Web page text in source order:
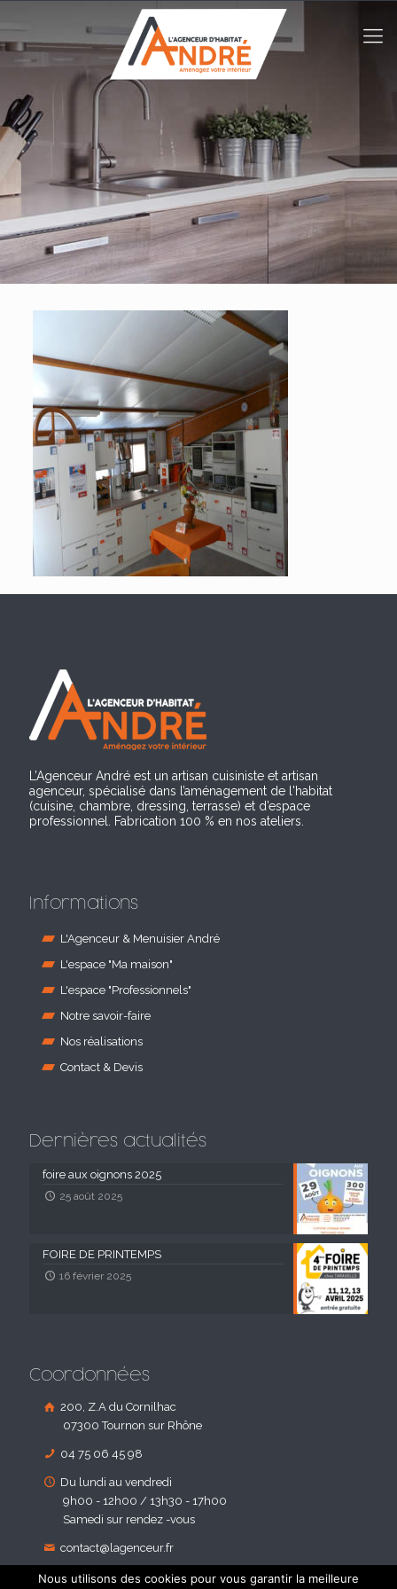
L’Agenceur André est un artisan cuisiniste et artisan
agenceur, spécialisé dans l’aménagement de l'habitat
(cuisine, chambre, dressing, terrasse) et d’espace
professionnel. Fabrication 100 % en nos ateliers.
Informations
L'Agenceur & Menuisier André
L'espace "Ma maison"
L'espace "Professionnels"
Notre savoir-faire
Nos réalisations
Contact & Devis
Dernières actualités
foire aux oignons 2025
25 août 2025
FOIRE DE PRINTEMPS
16 février 2025
Coordonnées
200, Z.A du Cornilhac
07300 Tournon sur Rhône
04 75 06 45 98
Du lundi au vendredi
9h00 - 12h00 / 13h30 - 17h00
Samedi sur rendez -vous
contact@lagenceur.fr
Nous utilisons des cookies pour vous garantir la meilleure